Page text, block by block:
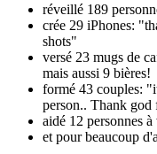
réveillé 189
crée 29 iPhones:
shots"
versé 23 mugs de
mais aussi 9 bières!
formé 43 couples:
person.. Thank
aidé 12 personnes
et pour beaucoup